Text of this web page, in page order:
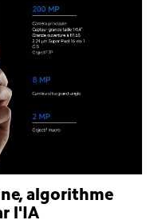
algorithme
l'IA